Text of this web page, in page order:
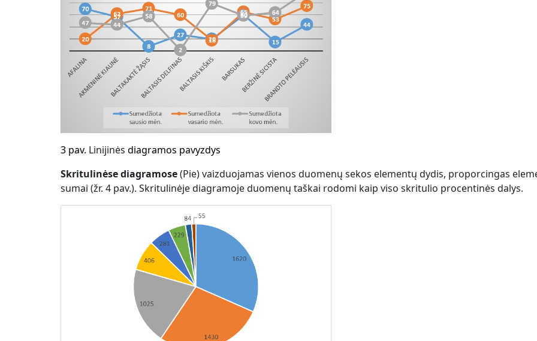
3 pav. Linijinės diagramos pavyzdys
Skritulinėse diagramose(Pie) vaizduojamas vienos duomenų sekos elementų dydis, proporcingas
sumai (žr. 4 pav.). Skritulinėje diagramoje duomenų taškai rodomi kaip viso skritulio procentinės dalys.